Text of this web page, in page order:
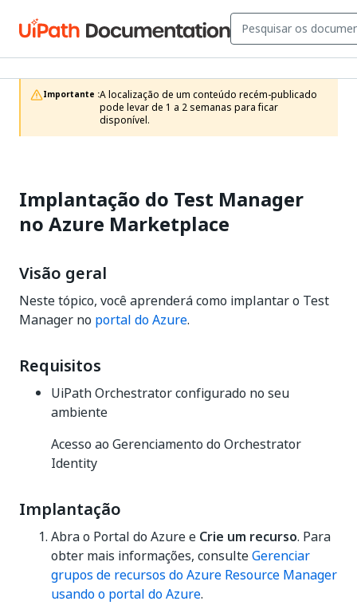
Importante :A localização de um conteúdo recém-publicado
pode levar de 1 a 2 semanas para ficar
disponível.
Implantação do Test Manager
no Azure Marketplace
Visão geral
Neste tópico, você aprenderá como implantar o Test
Manager no portal do Azure.
Requisitos
UiPath Orchestrator configurado no seu
ambiente
Acesso ao Gerenciamento do Orchestrator
Identity
Implantação
Abra o Portal do Azure e Crie um recurso. Para
obter mais informações, consulteGerenciar
grupos de recursos do Azure Resource Manager
usando o portal do Azure.